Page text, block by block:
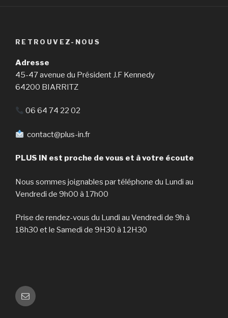
RETROUVEZ-NOUS
Adresse
45-47 avenue du Président J.F Kennedy
64200 BIARRITZ
06 64 74 22 02
contact@plus-in.fr
PLUS IN est proche de vous et à votre écoute
Nous sommes joignables par téléphone du Lundi au
Vendredi de 9h00 à 17h00
Prise de rendez-vous du Lundi au Vendredi de 9h à
18h30 et le Samedi de 9H30 à 12H30
E-
mail